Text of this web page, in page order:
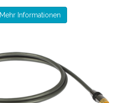
Mehr Informationen